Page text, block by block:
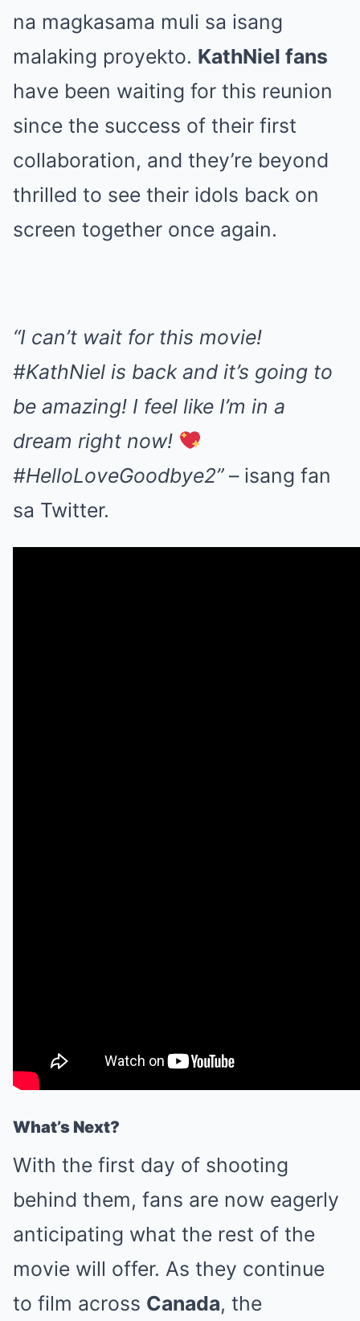
na magkasama muli sa isang
malaking proyekto. KathNiel fans
have been waiting for this reunion
since the success of their first
collaboration, and they’re beyond
thrilled to see their idols back on
screen together once again.
“I can’t wait for this movie!
#KathNiel is back and it’s going to
be amazing! I feel like I’m in a
dream right now!
#HelloLoveGoodbye2”– isang fan
sa Twitter.
What’s Next?
With the first day of shooting
behind them, fans are now eagerly
anticipating what the rest of the
movie will offer. As they continue
to film across Canada, the